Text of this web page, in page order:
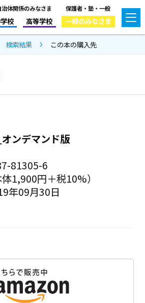
体関係のみなさま
校 高等学校
保護者・塾・一般
一般のみなさま
検索結果 この本の購入先
ンデマンド版
81305-6
1,900円＋税10%）
年09月30日